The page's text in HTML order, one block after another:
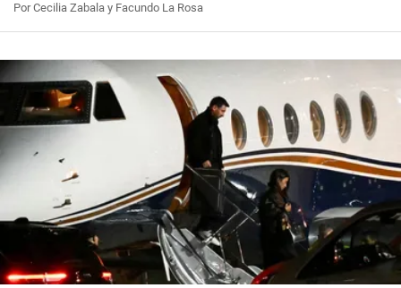
Por Cecilia Zabala y Facundo La Rosa